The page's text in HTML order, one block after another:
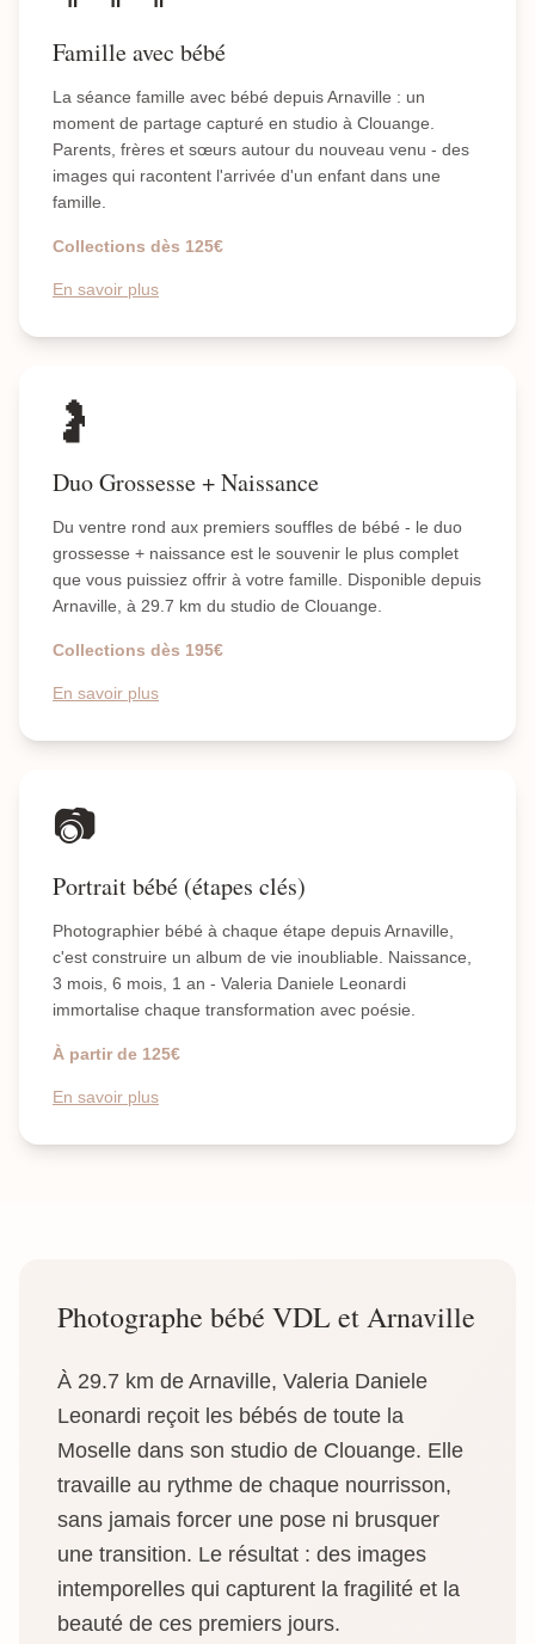
Famille avec bébé
La séance famille avec bébé depuis Arnaville : un
moment de partage capturé en studio à Clouange.
Parents, frères et sœurs autour du nouveau venu - des
images qui racontent l'arrivée d'un enfant dans une
famille.
Collections dès 125€
En savoir plus
🤰
Duo Grossesse + Naissance
Du ventre rond aux premiers souffles de bébé - le duo
grossesse + naissance est le souvenir le plus complet
que vous puissiez offrir à votre famille. Disponible depuis
Arnaville, à 29.7 km du studio de Clouange.
Collections dès 195€
En savoir plus
📷
Portrait bébé (étapes clés)
Photographier bébé à chaque étape depuis Arnaville,
c'est construire un album de vie inoubliable. Naissance,
3 mois, 6 mois, 1 an - Valeria Daniele Leonardi
immortalise chaque transformation avec poésie.
À partir de 125€
En savoir plus
Photographe bébé VDL et Arnaville
À 29.7 km de Arnaville, Valeria Daniele
Leonardi reçoit les bébés de toute la
Moselle dans son studio de Clouange. Elle
travaille au rythme de chaque nourrisson,
sans jamais forcer une pose ni brusquer
une transition. Le résultat : des images
intemporelles qui capturent la fragilité et la
beauté de ces premiers jours.